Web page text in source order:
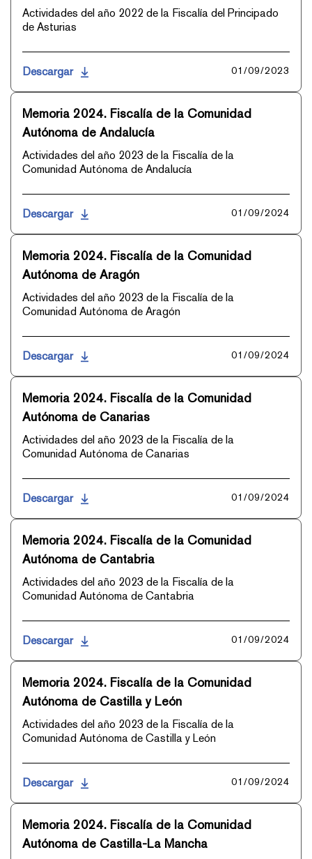
Actividades del año 2022 de la Fiscalía del Principado
de Asturias
Descargar 01/09/2023
Memoria 2024. Fiscalía de la Comunidad
Autónoma de Andalucía
Actividades del año 2023 de la Fiscalía de la
Comunidad Autónoma de Andalucía
Descargar 01/09/2024
Memoria 2024. Fiscalía de la Comunidad
Autónoma de Aragón
Actividades del año 2023 de la Fiscalía de la
Comunidad Autónoma de Aragón
Descargar 01/09/2024
Memoria 2024. Fiscalía de la Comunidad
Autónoma de Canarias
Actividades del año 2023 de la Fiscalía de la
Comunidad Autónoma de Canarias
Descargar 01/09/2024
Memoria 2024. Fiscalía de la Comunidad
Autónoma de Cantabria
Actividades del año 2023 de la Fiscalía de la
Comunidad Autónoma de Cantabria
Descargar 01/09/2024
Memoria 2024. Fiscalía de la Comunidad
Autónoma de Castilla y León
Actividades del año 2023 de la Fiscalía de la
Comunidad Autónoma de Castilla y León
Descargar 01/09/2024
Memoria 2024. Fiscalía de la Comunidad
Autónoma de Castilla-La Mancha